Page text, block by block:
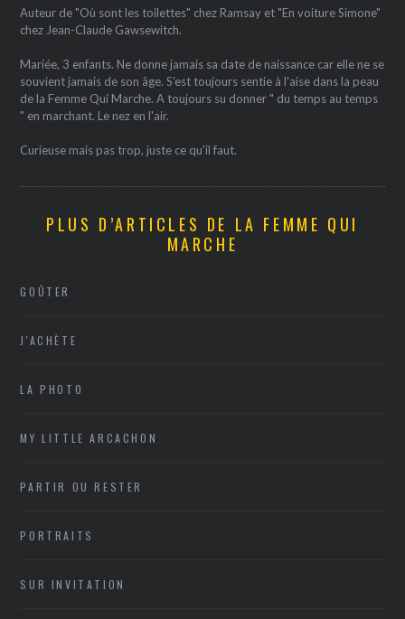
Auteur de "Où sont les toilettes" chez Ramsay et "En voiture Simone"
chez Jean-Claude Gawsewitch.
Mariée, 3 enfants. Ne donne jamais sa date de naissance car elle ne se
souvient jamais de son âge. S'est toujours sentie à l'aise dans la peau
de la Femme Qui Marche. A toujours su donner " du temps au temps
" en marchant. Le nez en l'air.
Curieuse mais pas trop, juste ce qu'il faut.
PLUS D’ARTICLES DE LA FEMME QUI
MARCHE
GOÛTER
J'ACHÈTE
LA PHOTO
MY LITTLE ARCACHON
PARTIR OU RESTER
PORTRAITS
SUR INVITATION